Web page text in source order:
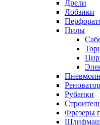
Дрели
Лобзики
Пилы
Рубанки
Фрезеры